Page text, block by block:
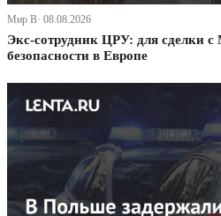
Мир В· 08.08.2026
Экс-сотрудник ЦРУ: для сделки
безопасности в Европе